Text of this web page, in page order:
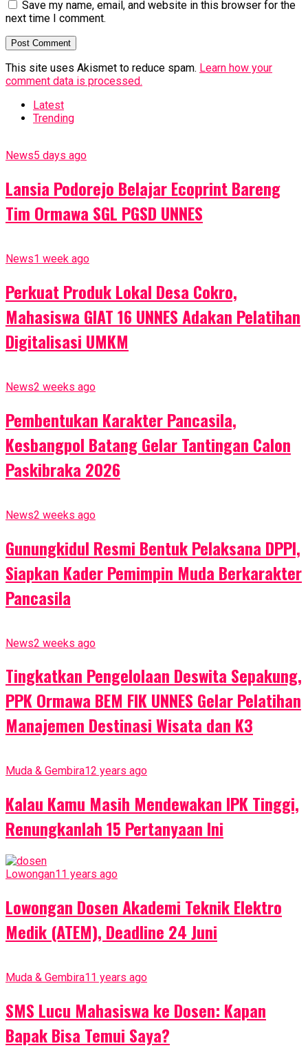
Save my name, email, and website in this browser for the
next time I comment.
This site uses Akismet to reduce spam. Learn how your
comment data is processed.
Latest
Trending
News5 days ago
Lansia Podorejo Belajar Ecoprint Bareng
Tim Ormawa SGL PGSD UNNES
News1 week ago
Perkuat Produk Lokal Desa Cokro,
Mahasiswa GIAT 16 UNNES Adakan Pelatihan
Digitalisasi UMKM
News2 weeks ago
Pembentukan Karakter Pancasila,
Kesbangpol Batang Gelar Tantingan Calon
Paskibraka 2026
News2 weeks ago
Gunungkidul Resmi Bentuk Pelaksana DPPI,
Siapkan Kader Pemimpin Muda Berkarakter
Pancasila
News2 weeks ago
Tingkatkan Pengelolaan Deswita Sepakung,
PPK Ormawa BEM FIK UNNES Gelar Pelatihan
Manajemen Destinasi Wisata dan K3
Muda & Gembira12 years ago
Kalau Kamu Masih Mendewakan IPK Tinggi,
Renungkanlah 15 Pertanyaan Ini
Lowongan11 years ago
Lowongan Dosen Akademi Teknik Elektro
Medik (ATEM), Deadline 24 Juni
Muda & Gembira11 years ago
SMS Lucu Mahasiswa ke Dosen: Kapan
Bapak Bisa Temui Saya?